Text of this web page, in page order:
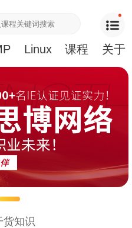
Linux 课程 关于
货知识